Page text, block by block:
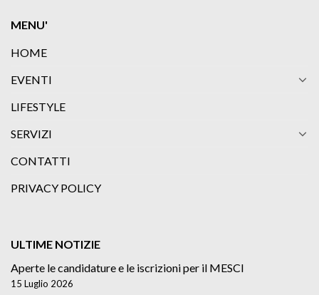
MENU'
HOME
EVENTI
LIFESTYLE
SERVIZI
CONTATTI
PRIVACY POLICY
ULTIME NOTIZIE
Aperte le candidature e le iscrizioni per il MESCI
15 Luglio 2026